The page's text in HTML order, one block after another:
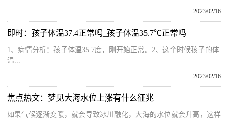
2023/02/16
即时：孩子体温37.4正常吗_孩子体温35.7℃正常吗
1、病情分析：孩子体温35 7度，刚开始正常。2、这个时候孩子的体
温...
2023/02/16
焦点热文：梦见大海水位上涨有什么征兆
如果气候逐渐变暖，就会导致冰川融化，大海的水位就会升高，这样